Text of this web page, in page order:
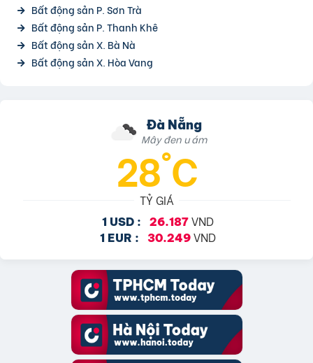
Bất động sản P. Sơn Trà
Bất động sản P. Thanh Khê
Bất động sản X. Bà Nà
Bất động sản X. Hòa Vang
Đà Nẵng
Mây đen u ám
28°C
TỶ GIÁ
1 USD : 26.187 VND
1 EUR : 30.249 VND